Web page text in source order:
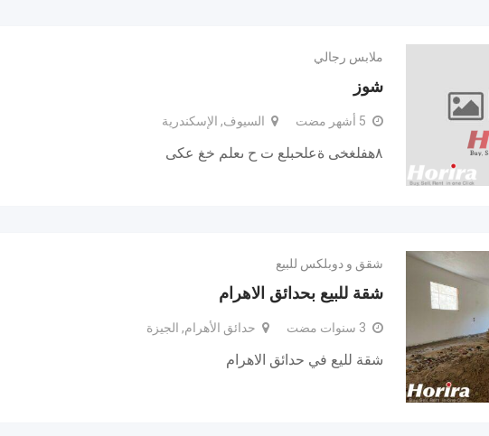
ملابس رجالي
شوز
5 أشهر مضت السيوف, الإسكندرية
٨هفلغخى ةعلحبلع ت ح ىعلم خغ عكى
شقق و دوبلكس للبيع
شقة للبيع بحدائق الاهرام
3 سنوات مضت حدائق الأهرام, الجيزة
شقة لليع في حدائق الاهرام